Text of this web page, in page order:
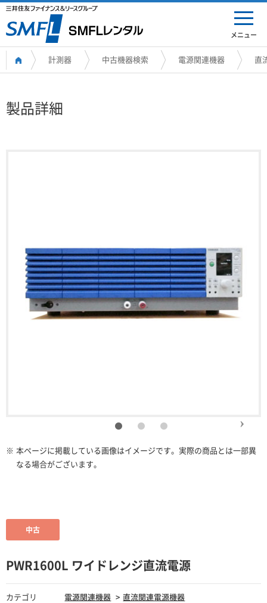
メニュー
計測器 中古機器検索 電源関連機器 直
製品詳細
※ 本ページに掲載している画像はイメージです。実際の商品とは一部異
なる場合がございます。
PWR1600L ワイドレンジ直流電源
カテゴリ 電源関連機器 直流関連電源機器